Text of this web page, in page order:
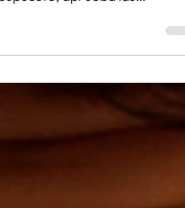
hacerlo con entusiasmo.
aprueba las
que los resultados
hace antes de dar ese paso:
de sostener esta
suficiente para